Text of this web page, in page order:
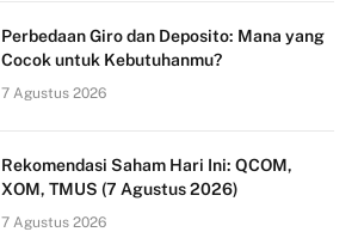
Perbedaan Giro dan Deposito: Mana yang
Cocok untuk Kebutuhanmu?
7 Agustus 2026
Rekomendasi Saham Hari Ini: QCOM,
XOM, TMUS (7 Agustus 2026)
7 Agustus 2026